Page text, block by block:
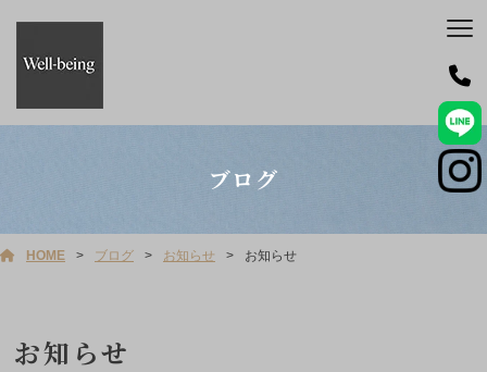
ブログ
HOME ブログ お知らせ お知らせ
お知らせ